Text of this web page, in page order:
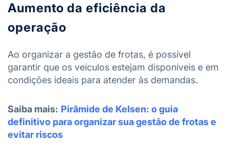
Aumento da eficiência da
operação
Ao organizar a gestão de frotas, é possível
garantir que os veículos estejam disponíveis e em
condições ideais para atender às demandas.
Saiba mais: Pirâmide de Kelsen: o guia
definitivo para organizar sua gestão de frotas e
evitar riscos